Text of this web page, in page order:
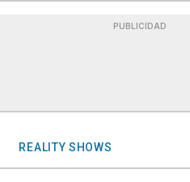
PUBLICIDAD
REALITY SHOWS